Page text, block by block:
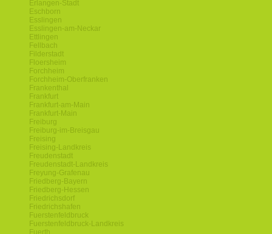
Erlangen-Stadt
Eschborn
Esslingen
Esslingen-am-Neckar
Ettlingen
Fellbach
Filderstadt
Floersheim
Forchheim
Forchheim-Oberfranken
Frankenthal
Frankfurt
Frankfurt-am-Main
Frankfurt-Main
Freiburg
Freiburg-im-Breisgau
Freising
Freising-Landkreis
Freudenstadt
Freudenstadt-Landkreis
Freyung-Grafenau
Friedberg-Bayern
Friedberg-Hessen
Friedrichsdorf
Friedrichshafen
Fuerstenfeldbruck
Fuerstenfeldbruck-Landkreis
Fuerth